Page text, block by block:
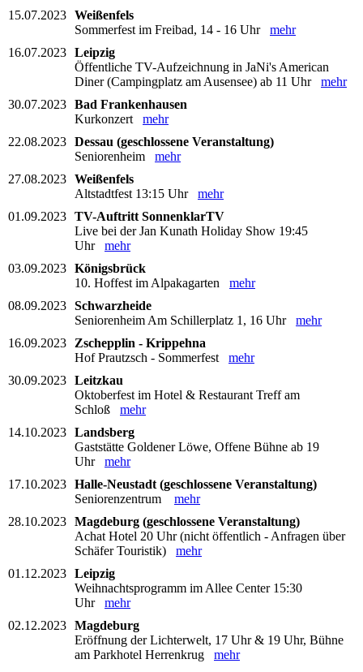
15.07.2023 Weißenfels
Sommerfest im Freibad, 14 - 16 Uhr mehr
16.07.2023 Leipzig
Öffentliche TV-Aufzeichnung in JaNi's American
Diner (Campingplatz am Ausensee) ab 11 Uhr mehr
30.07.2023 Bad Frankenhausen
Kurkonzert mehr
22.08.2023 Dessau (geschlossene Veranstaltung)
Seniorenheim mehr
27.08.2023 Weißenfels
Altstadtfest 13:15 Uhr mehr
01.09.2023 TV-Auftritt SonnenklarTV
Live bei der Jan Kunath Holiday Show 19:45
Uhr mehr
03.09.2023 Königsbrück
10. Hoffest im Alpakagarten mehr
08.09.2023 Schwarzheide
Seniorenheim Am Schillerplatz 1, 16 Uhr mehr
16.09.2023
Zschepplin - Krippehna
Hof Prautzsch - Sommerfest mehr
30.09.2023 Leitzkau
Oktoberfest im Hotel & Restaurant Treff am
Schloß mehr
14.10.2023 Landsberg
Gaststätte Goldener Löwe, Offene Bühne ab 19
Uhr mehr
17.10.2023 Halle-Neustadt (geschlossene Veranstaltung)
Seniorenzentrum mehr
28.10.2023 Magdeburg (geschlossene Veranstaltung)
Achat Hotel 20 Uhr (nicht öffentlich - Anfragen über
Schäfer Touristik) mehr
01.12.2023 Leipzig
Weihnachtsprogramm im Allee Center 15:30
Uhr mehr
02.12.2023 Magdeburg
Eröffnung der Lichterwelt, 17 Uhr & 19 Uhr, Bühne
am Parkhotel Herrenkrug mehr